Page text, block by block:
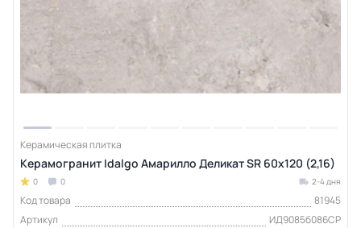
Керамическая плитка
Керамогранит Idalgo Амарилло Деликат SR 60x120 (2,16)
0 0 2-4 дня
Код товара
81945
Артикул
ИД9085б086СР